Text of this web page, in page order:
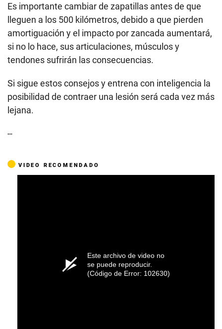
Es importante cambiar de zapatillas antes de que
lleguen a los 500 kilómetros, debido a que pierden
amortiguación y el impacto por zancada aumentará,
si no lo hace, sus articulaciones, músculos y
tendones sufrirán las consecuencias.
Si sigue estos consejos y entrena con inteligencia la
posibilidad de contraer una lesión será cada vez más
lejana.
--
VIDEO RECOMENDADO
Este archivo de video no
se puede reproducir.
(Código de Error: 102630)